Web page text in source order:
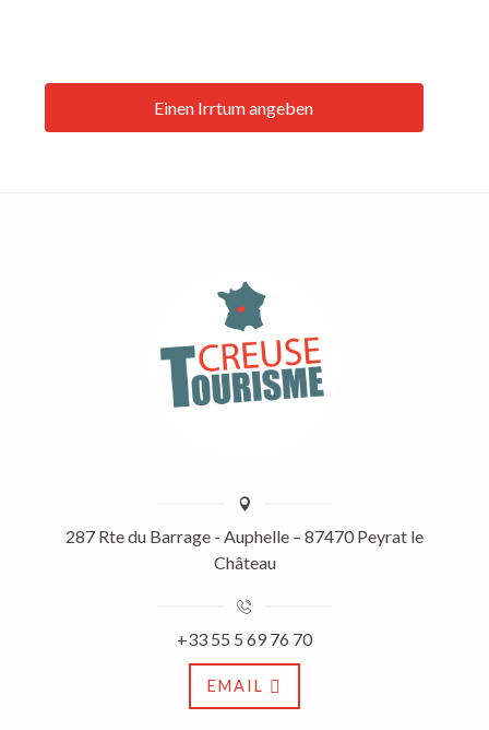
Einen Irrtum angeben
287 Rte du Barrage - Auphelle – 87470 Peyrat le
Château
+33 55 5 69 76 70
EMAIL